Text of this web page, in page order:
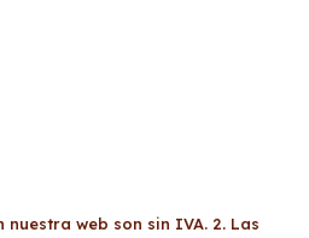
web son sin IVA. 2. Las